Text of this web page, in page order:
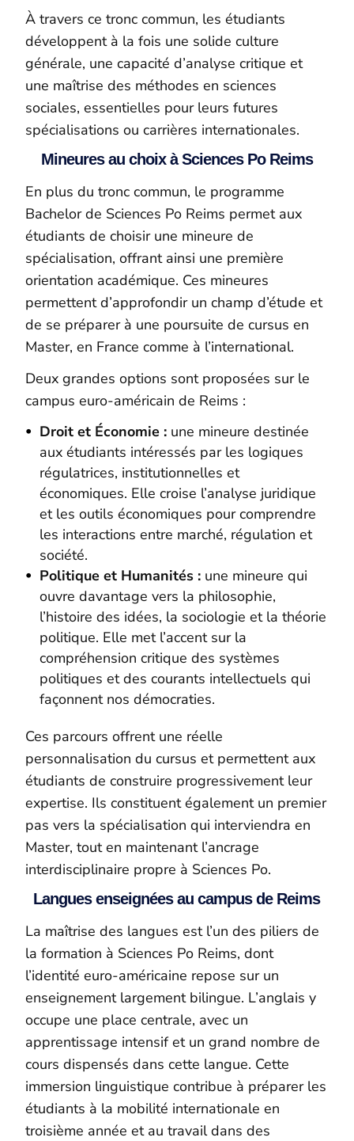
À travers ce tronc commun, les étudiants
développent à la fois une solide culture
générale, une capacité d’analyse critique et
une maîtrise des méthodes en sciences
sociales, essentielles pour leurs futures
spécialisations ou carrières internationales.
Mineures au choix à Sciences Po Reims
En plus du tronc commun, le programme
Bachelor de Sciences Po Reims permet aux
étudiants de choisir une mineure de
spécialisation, offrant ainsi une première
orientation académique. Ces mineures
permettent d’approfondir un champ d’étude et
de se préparer à une poursuite de cursus en
Master, en France comme à l’international.
Deux grandes options sont proposées sur le
campus euro-américain de Reims :
Droit et Économie : une mineure destinée
aux étudiants intéressés par les logiques
régulatrices, institutionnelles et
économiques. Elle croise l’analyse juridique
et les outils économiques pour comprendre
les interactions entre marché, régulation et
société.
Politique et Humanités : une mineure qui
ouvre davantage vers la philosophie,
l’histoire des idées, la sociologie et la théorie
politique. Elle met l’accent sur la
compréhension critique des systèmes
politiques et des courants intellectuels qui
façonnent nos démocraties.
Ces parcours offrent une réelle
personnalisation du cursus et permettent aux
étudiants de construire progressivement leur
expertise. Ils constituent également un premier
pas vers la spécialisation qui interviendra en
Master, tout en maintenant l’ancrage
interdisciplinaire propre à Sciences Po.
Langues enseignées au campus de Reims
La maîtrise des langues est l’un des piliers de
la formation à Sciences Po Reims, dont
l’identité euro-américaine repose sur un
enseignement largement bilingue. L’anglais y
occupe une place centrale, avec un
apprentissage intensif et un grand nombre de
cours dispensés dans cette langue. Cette
immersion linguistique contribue à préparer les
étudiants à la mobilité internationale en
troisième année et au travail dans des